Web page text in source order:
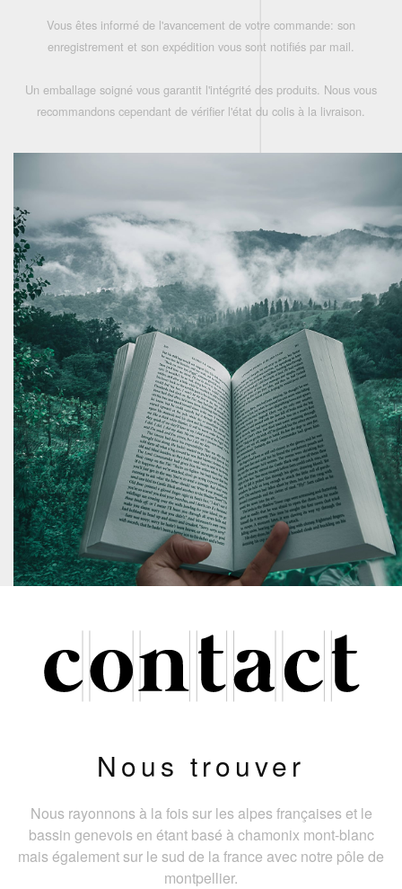
Vous êtes informé de l'avancement de votre commande: son
enregistrement et son expédition vous sont notifiés par mail.
Un emballage soigné vous garantit l'intégrité des produits. Nous vous
recommandons cependant de vérifier l'état du colis à la livraison.
Nous trouver
Nous rayonnons à la fois sur les alpes françaises et le
bassin genevois en étant basé à chamonix mont-blanc
mais également sur le sud de la france avec notre pôle de
montpellier.